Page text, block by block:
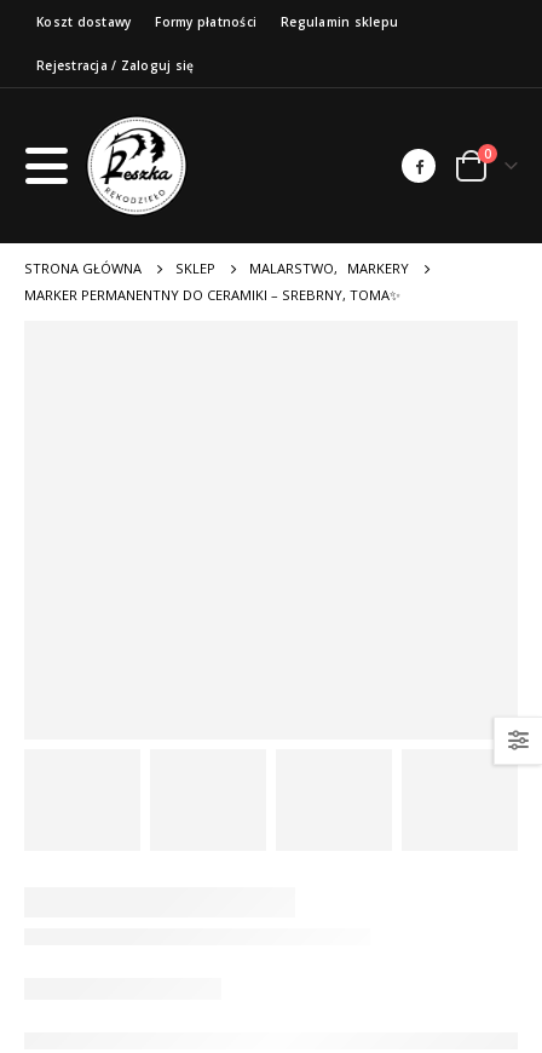
Koszt dostawy Formy płatności Regulamin sklepu
Rejestracja / Zaloguj się
0
STRONA GŁÓWNA SKLEP MALARSTWO,
MARKERY
MARKER PERMANENTNY DO CERAMIKI – SREBRNY, TOMA✨